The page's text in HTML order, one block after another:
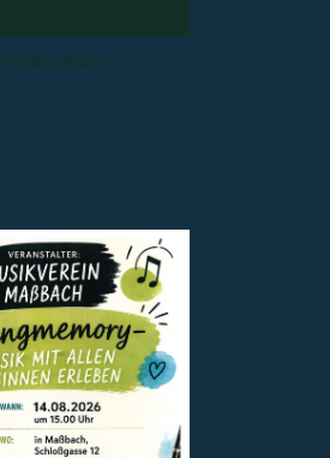
Terminanfrage